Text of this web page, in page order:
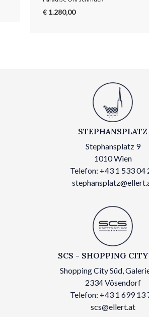
€ 1.280,00
STEPHANSPLATZ
Stephansplatz 9
1010 Wien
Telefon: +43 1 533 04
SCS - SHOPPING
Shopping City Süd,
2334 Vösendorf
Telefon: +43 1 699 13
scs@ellert.at